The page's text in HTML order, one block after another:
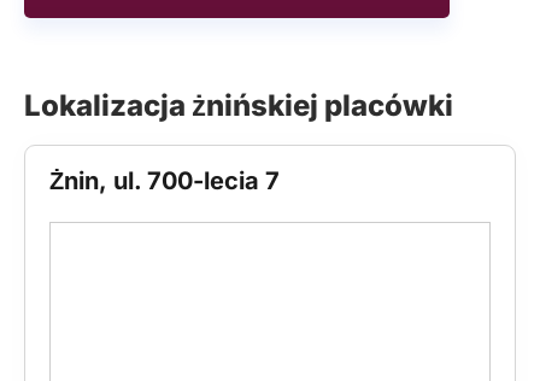
Lokalizacja żnińskiej placówki
Żnin, ul. 700-lecia 7